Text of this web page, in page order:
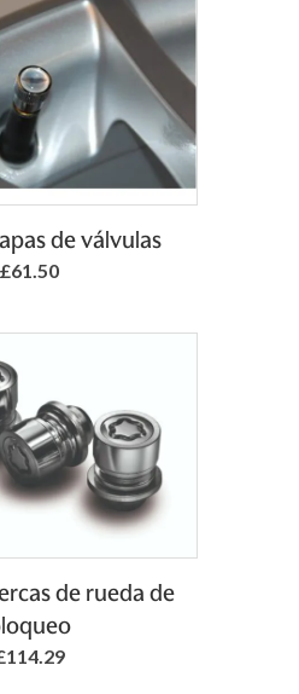
to Basket
de válvulas
£61.50
to Basket
de rueda de